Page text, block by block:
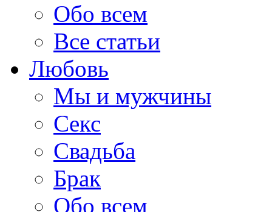
Обо всем
Все статьи
Любовь
Мы и мужчины
Секс
Свадьба
Брак
Обо всем